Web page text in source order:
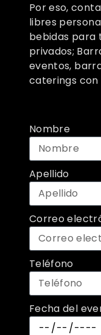
Por eso,
libres
bebidas para
privados;
eventos,
caterings con
Nombre
Apellido
Correo
Teléfono
Fecha del